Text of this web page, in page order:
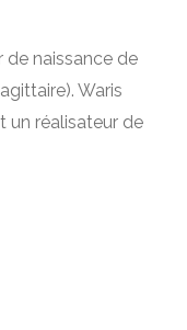
de naissance de
Waris
un réalisateur de